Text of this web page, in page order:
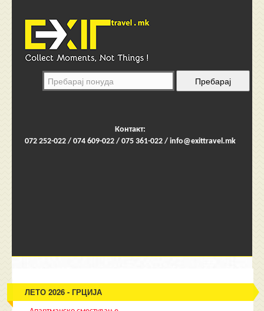
Контакт:
072 252-022 / 074 609-022 / 075 361-022 / info@exittravel.mk
ЛЕТО 2026 - ГРЦИЈА